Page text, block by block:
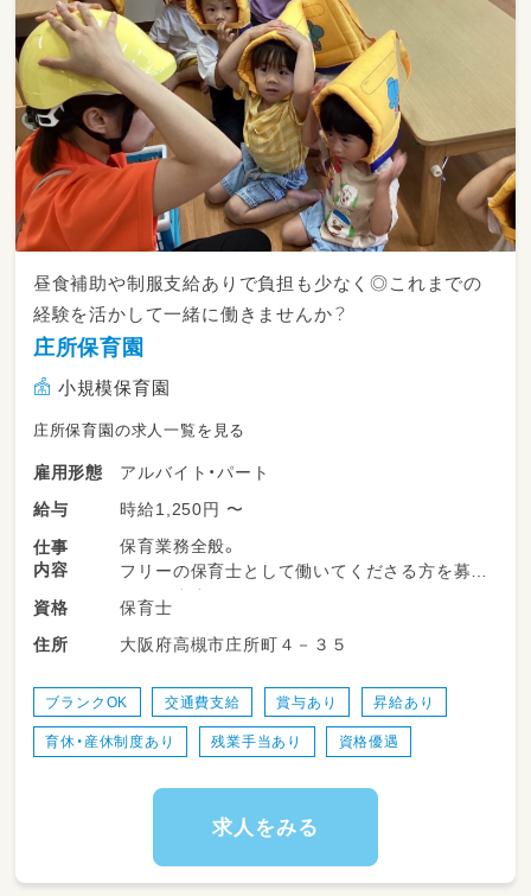
昼食補助や制服支給ありで負担も少なく◎これまでの
経験を活かして一緒に働きませんか？
庄所保育園
小規模保育園
庄所保育園の求人一覧を見る
雇用形態
アルバイト・パート
給与
時給1,250円 〜
仕事
内容
保育業務全般。
フリーの保育士として働いてくださる方を募集
しています｡
「園児が明日も笑って行きたくなる保育」をモッ
トーに、一緒に園づくりを行っていきません
資格
保育士
住所
大阪府高槻市庄所町４－３５
ブランクOK 交通費支給 賞与あり 昇給あり
育休・産休制度あり 残業手当あり 資格優遇
求人をみる